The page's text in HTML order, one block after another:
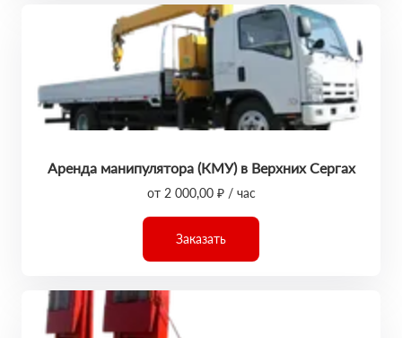
Аренда манипулятора (КМУ) в Верхних Сергах
от 2 000,00 ₽ / час
Заказать